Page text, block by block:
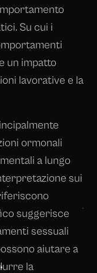
Su cui i
un impatto
lavorative e la
ormonali
a lungo
sui
suggerisce
sessuali
aiutare a
la